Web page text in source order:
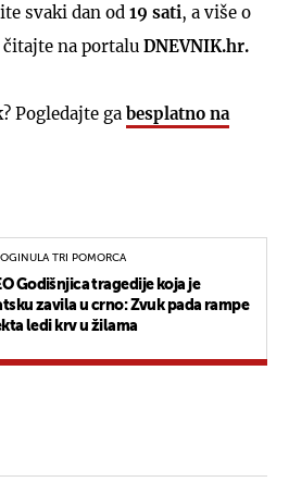
svaki dan od 19 sati, a više o
na portalu DNEVNIK.hr.
Pogledajte ga besplatno na
TRI POMORCA
Godišnjica tragedije koja je
zavila u crno: Zvuk pada rampe
ledi krv u žilama